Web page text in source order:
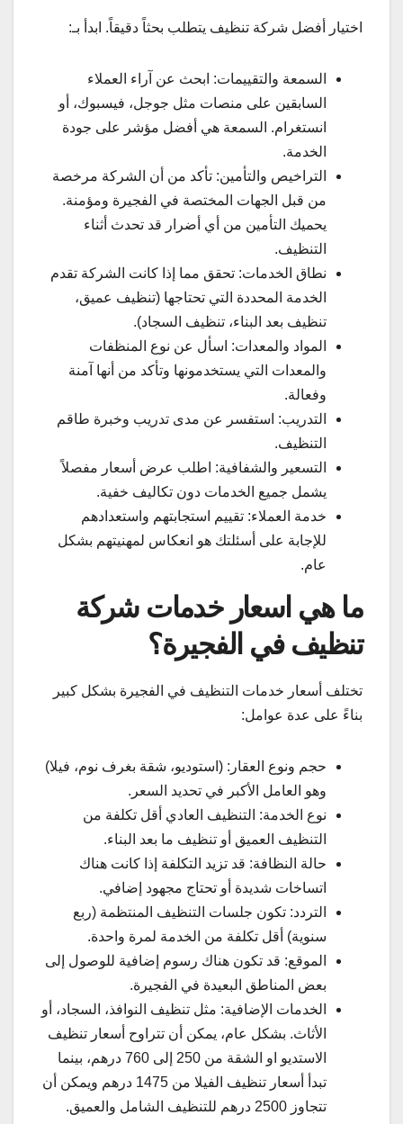
اختيار أفضل شركة تنظيف يتطلب بحثاً دقيقاً. ابدأ بـ:
السمعة والتقييمات: ابحث عن آراء العملاء
السابقين على منصات مثل جوجل، فيسبوك، أو
انستغرام. السمعة هي أفضل مؤشر على جودة
الخدمة.
التراخيص والتأمين: تأكد من أن الشركة مرخصة
من قبل الجهات المختصة في الفجيرة ومؤمنة.
يحميك التأمين من أي أضرار قد تحدث أثناء
التنظيف.
نطاق الخدمات: تحقق مما إذا كانت الشركة تقدم
الخدمة المحددة التي تحتاجها (تنظيف عميق،
تنظيف بعد البناء، تنظيف السجاد).
المواد والمعدات: اسأل عن نوع المنظفات
والمعدات التي يستخدمونها وتأكد من أنها آمنة
وفعالة.
التدريب: استفسر عن مدى تدريب وخبرة طاقم
التنظيف.
التسعير والشفافية: اطلب عرض أسعار مفصلاً
يشمل جميع الخدمات دون تكاليف خفية.
خدمة العملاء: تقييم استجابتهم واستعدادهم
للإجابة على أسئلتك هو انعكاس لمهنيتهم بشكل
عام.
ما هي اسعار خدمات شركة
تنظيف في الفجيرة؟
تختلف أسعار خدمات التنظيف في الفجيرة بشكل كبير
بناءً على عدة عوامل:
حجم ونوع العقار: (استوديو، شقة بغرف نوم، فيلا)
وهو العامل الأكبر في تحديد السعر.
نوع الخدمة: التنظيف العادي أقل تكلفة من
التنظيف العميق أو تنظيف ما بعد البناء.
حالة النظافة: قد تزيد التكلفة إذا كانت هناك
اتساخات شديدة أو تحتاج مجهود إضافي.
التردد: تكون جلسات التنظيف المنتظمة (ربع
سنوية) أقل تكلفة من الخدمة لمرة واحدة.
الموقع: قد تكون هناك رسوم إضافية للوصول إلى
بعض المناطق البعيدة في الفجيرة.
الخدمات الإضافية: مثل تنظيف النوافذ، السجاد، أو
الأثاث. بشكل عام، يمكن أن تتراوح أسعار تنظيف
الاستديو او الشقة من 250 إلى 760 درهم، بينما
تبدأ أسعار تنظيف الفيلا من 1475 درهم ويمكن أن
تتجاوز 2500 درهم للتنظيف الشامل والعميق.